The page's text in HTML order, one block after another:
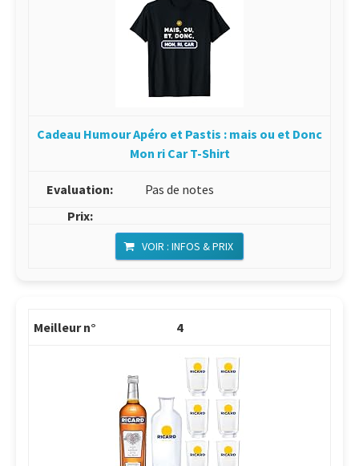
Cadeau Humour Apéro et Pastis : mais ou et Donc
Mon ri Car T-Shirt
Pas de notes
VOIR : INFOS & PRIX
4